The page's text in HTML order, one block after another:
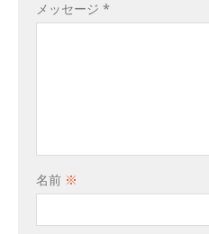
メッセージ *
名前 ※